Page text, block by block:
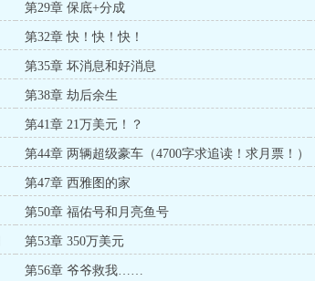
第29章 保底+分成
第32章 快！快！快！
第35章 坏消息和好消息
第38章 劫后余生
第41章 21万美元！？
第44章 两辆超级豪车（4700字求追读！求月票！）
第47章 西雅图的家
第50章 福佑号和月亮鱼号
第53章 350万美元
第56章 爷爷救我……